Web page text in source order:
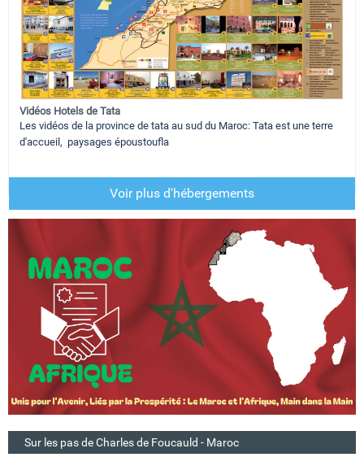
Vidéos Hotels de Tata
Les vidéos de la province de tata au sud du Maroc: Tata est une terre
d'accueil, paysages époustoufla
Voir plus d'hébergements
Sur les pas de Charles de Foucauld - Maroc